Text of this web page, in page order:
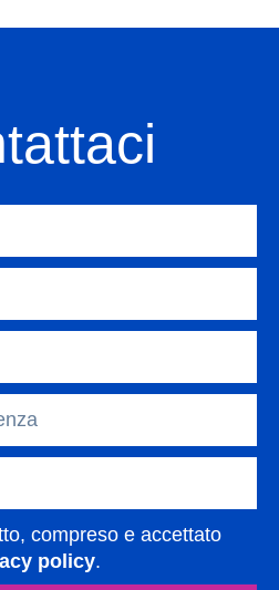
compreso e accettato
policy.